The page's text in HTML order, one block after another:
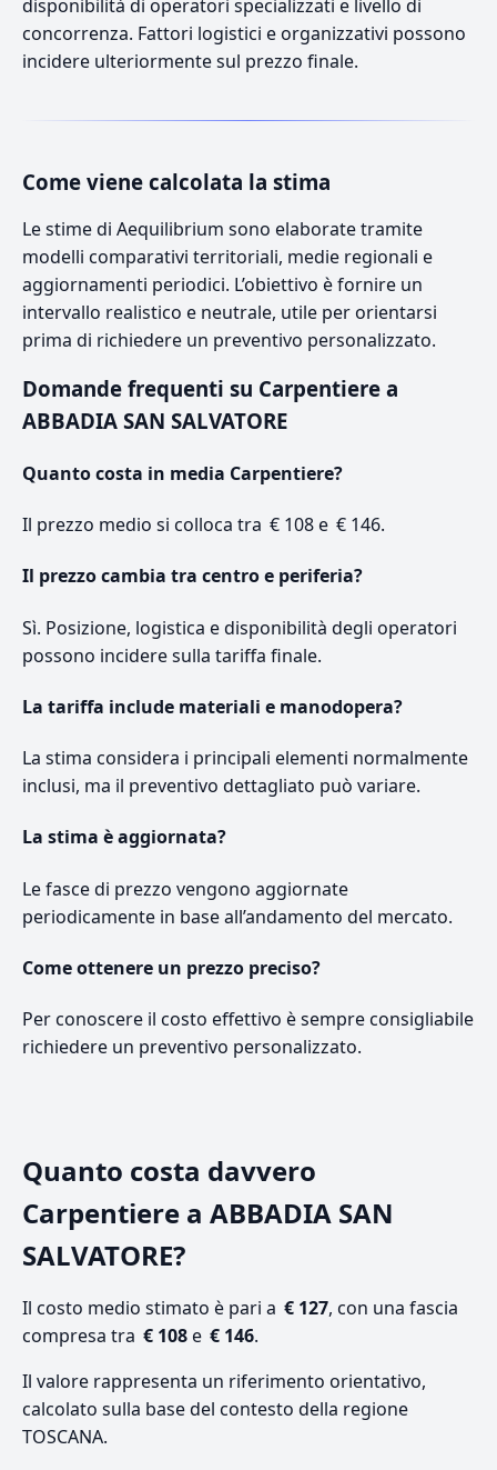
disponibilità di operatori specializzati e livello di
concorrenza. Fattori logistici e organizzativi possono
incidere ulteriormente sul prezzo finale.
Come viene calcolata la stima
Le stime di Aequilibrium sono elaborate tramite
modelli comparativi territoriali, medie regionali e
aggiornamenti periodici. L’obiettivo è fornire un
intervallo realistico e neutrale, utile per orientarsi
prima di richiedere un preventivo personalizzato.
Domande frequenti su Carpentiere a
ABBADIA SAN SALVATORE
Quanto costa in media Carpentiere?
Il prezzo medio si colloca tra € 108 e € 146.
Il prezzo cambia tra centro e periferia?
Sì. Posizione, logistica e disponibilità degli operatori
possono incidere sulla tariffa finale.
La tariffa include materiali e manodopera?
La stima considera i principali elementi normalmente
inclusi, ma il preventivo dettagliato può variare.
La stima è aggiornata?
Le fasce di prezzo vengono aggiornate
periodicamente in base all’andamento del mercato.
Come ottenere un prezzo preciso?
Per conoscere il costo effettivo è sempre consigliabile
richiedere un preventivo personalizzato.
Quanto costa davvero
Carpentiere a ABBADIA SAN
SALVATORE?
Il costo medio stimato è pari a € 127, con una fascia
compresa tra € 108e € 146.
Il valore rappresenta un riferimento orientativo,
calcolato sulla base del contesto della regione
TOSCANA.